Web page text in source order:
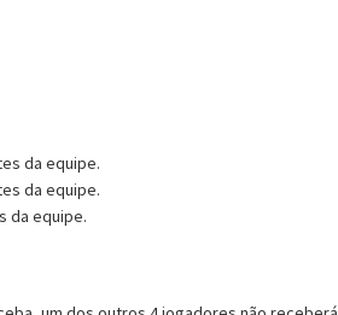
da equipe.
da equipe.
da equipe.